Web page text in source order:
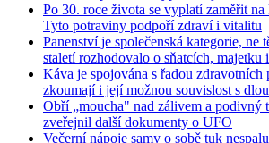
Po 30. roce života se vyplatí zaměřit
Tyto potraviny podpoří zdraví i vitalitu
Panenství je společenská kategorie, ne
staletí rozhodovalo o sňatcích, majetku
Káva je spojována s řadou zdravotních
zkoumají i její možnou souvislost s
Obří „moucha" nad zálivem a podivný
zveřejnil další dokumenty o UFO
Večerní nápoje samy o sobě tuk